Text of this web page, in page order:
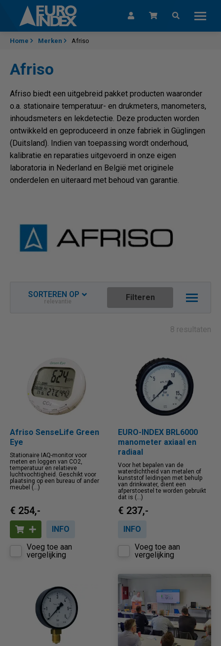
Skip to content
Home Merken Afriso
Afriso
Afriso biedt een uitgebreid pakket producten waaronder
o.a. stationaire temperatuur- en drukmeters, manometers,
inhoudsmeters en lekdetectie. Deze producten worden
ontwikkeld en geproduceerd in onze fabriek in Güglingen
(Duitsland). Indien van toepassing wordt onderhoud,
kalibratie en reparaties uitgevoerd in onze eigen
laboratoria in Nederland en België met originele
onderdelen en uiteraard met behoud van garantie.
SORTEREN OP
relevantie
Nieuwste aflopend
Prijs oplopend Prijs aflopend
Filteren
8 resultaten
Afriso SenseLife Green
Eye
Stationaire IAQ-monitor voor
meten en loggen van CO2,
temperatuur en relatieve
luchtvochtigheid. Geschikt voor
plaatsing op een bureau of ander
meubel (...)
€ 254,-
INFO
Voeg toe aan
vergelijking
EURO-INDEX BRL6000
manometer axiaal en
radiaal
Voor het bepalen van de
waterdichtheid van metalen of
kunststof leidingen met behulp
van drinkwater, dient een
afperstoestel te worden gebruikt
dat is (...)
€ 237,-
INFO
Voeg toe aan
vergelijking